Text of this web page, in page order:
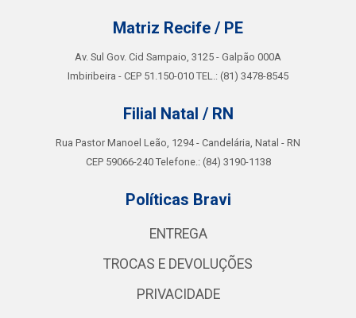
Matriz Recife / PE
Av. Sul Gov. Cid Sampaio, 3125 - Galpão 000A
Imbiribeira - CEP 51.150-010 TEL.: (81) 3478-8545
Filial Natal / RN
Rua Pastor Manoel Leão, 1294 - Candelária, Natal - RN
CEP 59066-240 Telefone.: (84) 3190-1138
Políticas Bravi
ENTREGA
TROCAS E DEVOLUÇÕES
PRIVACIDADE